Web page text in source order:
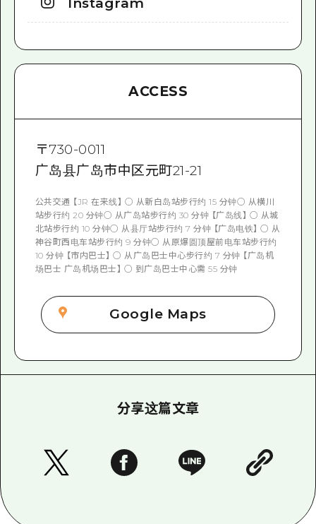
ACCESS
〒730-0011
广岛县广岛市中区元町21-21
公共交通 【JR 在来线】 ○ 从新白岛站步行约 15 分钟○ 从横川
站步行约 20 分钟○ 从广岛站步行约 30 分钟 【广岛线】 ○ 从城
北站步行约 10 分钟○ 从县厅站步行约 7 分钟 【广岛电铁】 ○ 从
神谷町西电车站步行约 9 分钟○ 从原爆圆顶屋前电车站步行约
10 分钟 【市内巴士】 ○ 从广岛巴士中心步行约 7 分钟 【广岛机
场巴士 广岛机场巴士】 ○ 到广岛巴士中心需 55 分钟
Google Maps
分享这篇文章